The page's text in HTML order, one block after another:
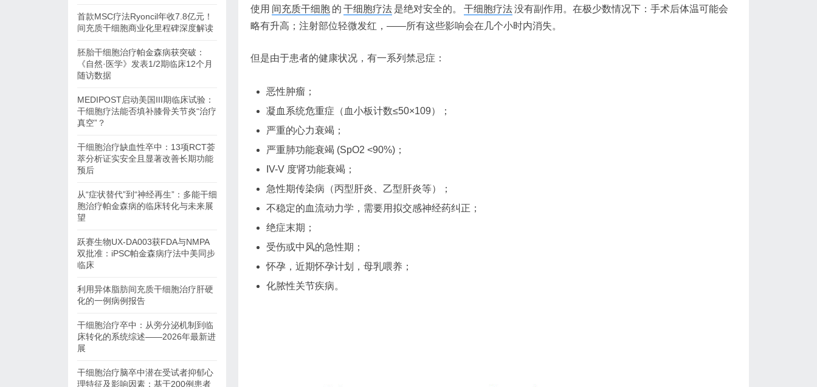
使用 间充质干细胞 的 干细胞疗法 是绝对安全的。 干细胞疗法没有副作用。在极少数情况下：手术后体温可能会
略有升高；注射部位轻微发红，——所有这些影响会在几个小时内消失。
但是由于患者的健康状况，有一系列禁忌症：
恶性肿瘤；
凝血系统危重症（血小板计数≤50×109）；
严重的心力衰竭；
严重肺功能衰竭 (SpO2 <90%)；
IV-V 度肾功能衰竭；
急性期传染病（丙型肝炎、乙型肝炎等）；
不稳定的血流动力学，需要用拟交感神经药纠正；
绝症末期；
受伤或中风的急性期；
怀孕，近期怀孕计划，母乳喂养；
化脓性关节疾病。
首款MSC疗法Ryoncil年收7.8亿元！
间充质干细胞商业化里程碑深度解读
胚胎干细胞治疗帕金森病获突破：
《自然·医学》发表1/2期临床12个月
随访数据
MEDIPOST启动美国III期临床试验：
干细胞疗法能否填补膝骨关节炎“治疗
真空”？
干细胞治疗缺血性卒中：13项RCT荟
萃分析证实安全且显著改善长期功能
预后
从“症状替代”到“神经再生”：多能干细
胞治疗帕金森病的临床转化与未来展
望
跃赛生物UX-DA003获FDA与NMPA
双批准：iPSC帕金森病疗法中美同步
临床
利用异体脂肪间充质干细胞治疗肝硬
化的一例病例报告
干细胞治疗卒中：从旁分泌机制到临
床转化的系统综述——2026年最新进
展
干细胞治疗脑卒中潜在受试者抑郁心
理特征及影响因素：基于200例患者